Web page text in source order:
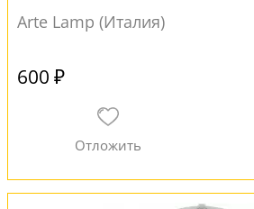
Arte Lamp (Италия)
600 ₽